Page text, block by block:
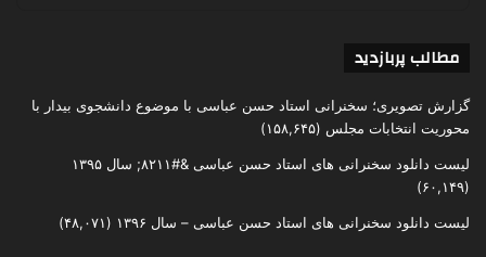
مطالب پربازدید
گزارش تصویری؛ سخنرانی استاد حسن عباسی با موضوع دانشجوی بیدار با
محوریت انتخابات مجلس (۱۵۸,۶۴۵)
لیست دانلود سخنرانی های استاد حسن عباسی &#۸۲۱۱; سال ۱۳۹۵
(۶۰,۱۴۹)
لیست دانلود سخنرانی های استاد حسن عباسی – سال ۱۳۹۶ (۴۸,۰۷۱)